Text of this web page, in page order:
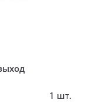
1 шт.